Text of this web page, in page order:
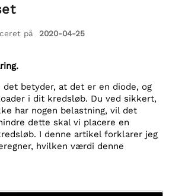
på 2020-04-25
det betyder, at det er en diode, og
i dit kredsløb. Du ved sikkert,
har nogen belastning, vil det
dette skal vi placere en
I denne artikel forklarer jeg
hvilken værdi denne